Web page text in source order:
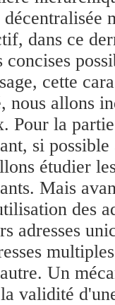
décentralisée
dans ce
concises
cette
nous allons
Pour la
si
étudier
Mais
des
adresses
Un
validité